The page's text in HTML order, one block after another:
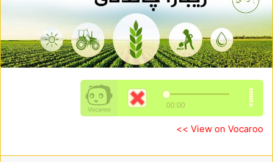
View on Vocaroo >>